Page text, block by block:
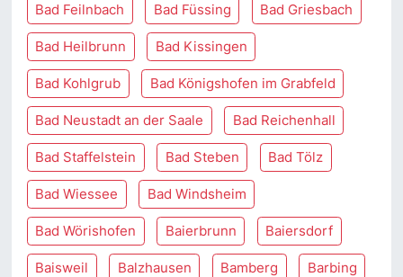
Bad Feilnbach Bad Füssing Bad Griesbach
Bad Heilbrunn Bad Kissingen
Bad Kohlgrub Bad Königshofen im Grabfeld
Bad Neustadt an der Saale Bad Reichenhall
Bad Staffelstein Bad Steben Bad Tölz
Bad Wiessee Bad Windsheim
Bad Wörishofen Baierbrunn Baiersdorf
Baisweil Balzhausen Bamberg Barbing